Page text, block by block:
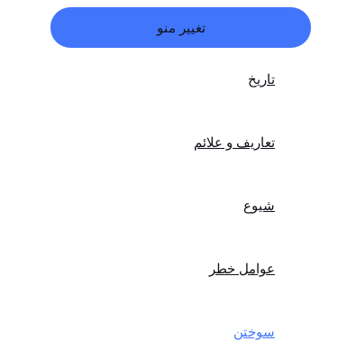
تغییر منو
تاریخ
تعاریف و علائم
شیوع
عوامل خطر
سوختن